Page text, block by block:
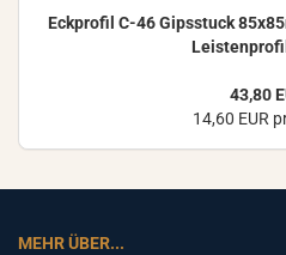
Eck­pro­fil C-46 Gips­stuck
43,80
14,60 EUR
MEHR ÜBER...